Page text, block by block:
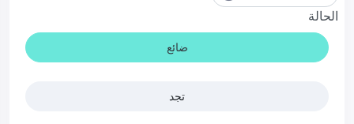
الحالة
ضائع
تجد